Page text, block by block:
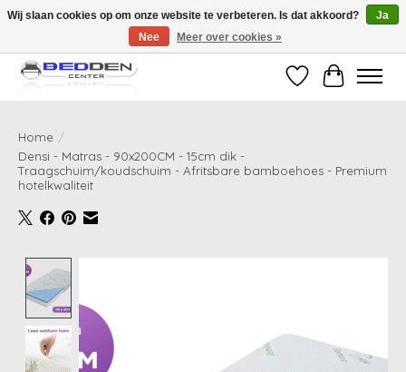
Standaard matrassen binnen 24 uur gratis geleverd!
Verlanglijst
Home /
Densi - Matras - 90x200CM - 15cm dik -
Traagschuim/koudschuim - Afritsbare bamboehoes - Premium
hotelkwaliteit
Wij slaan cookies op om onze website te verbeteren. Is dat akkoord?
Ja
Nee
Meer over cookies »